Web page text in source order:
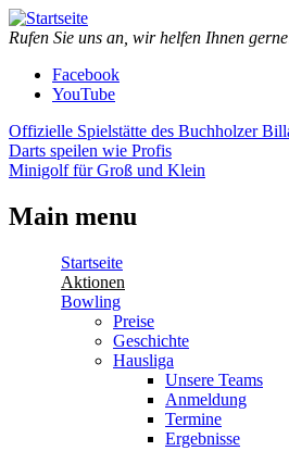
Direkt zum Inhalt
Piazza
Center
Bowling,
Minigolf,
Darts,
Eventraum
Rufen Sie uns an, wir helfen Ihnen
Facebook
YouTube
Offizielle Spielstätte des Buchholzer
Darts speilen wie Profis
Minigolf für Groß und Klein
Main menu
Startseite
Aktionen
Bowling
Preise
Geschichte
Hausliga
Unsere Teams
Anmeldung
Termine
Ergebnisse